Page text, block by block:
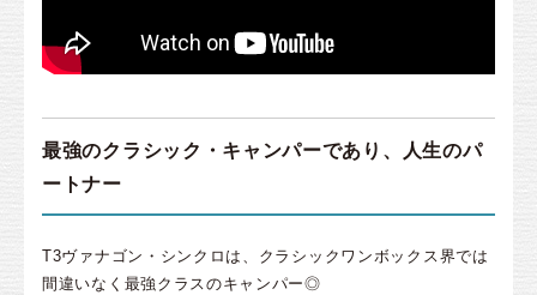
最強のクラシック・キャンパーであり、人生のパ
ートナー
T3ヴァナゴン・シンクロは、クラシックワンボックス界では
間違いなく最強クラスのキャンパー◎